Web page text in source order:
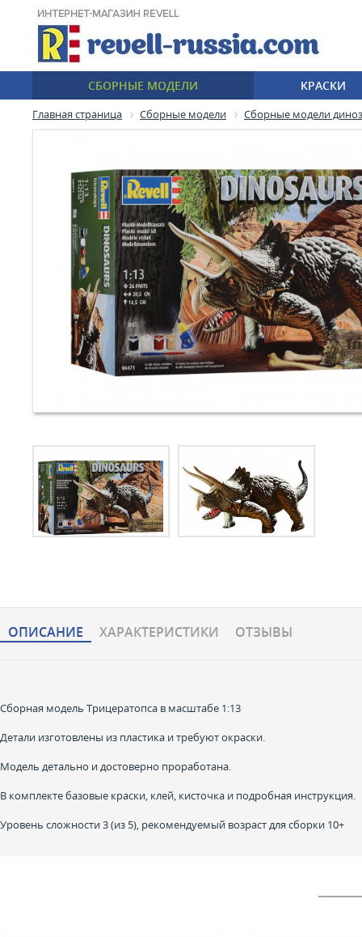
СБОРНЫЕ МОДЕЛИ КРАСКИ
Главная страница Сборные модели Сборные модели
ОПИСАНИЕ ХАРАКТЕРИCТИКИ ОТЗЫВЫ
Сборная модель Трицератопса в масштабе 1:13
Детали изготовлены из пластика и требуют окраски.
Модель детально и достоверно проработана.
В комплекте базовые краски, клей, кисточка и подробная инструкция.
Уровень сложности 3 (из 5), рекомендуемый возраст для сборки 10+